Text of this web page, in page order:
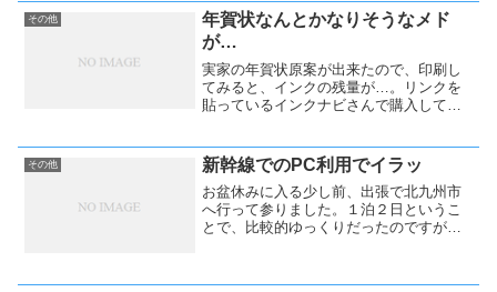
なので、アクセス数が激減中です（笑）
今年もどこか行きたかったのですが、無
理そうですね。
その他
年賀状なんとかなりそうなメド
が…
実家の年賀状原案が出来たので、印刷し
てみると、インクの残量が…。リンクを
貼っているインクナビさんで購入してみ
その他 新幹線でのPC利用でイラッ
お盆休みに入る少し前、出張で北九州市
へ行って参りました。１泊２日というこ
とで、比較的ゆっくりだったのですが、